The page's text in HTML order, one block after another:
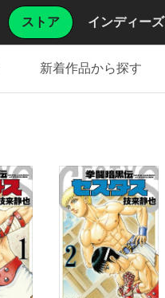
ストア インディーズ
新着作品から探す